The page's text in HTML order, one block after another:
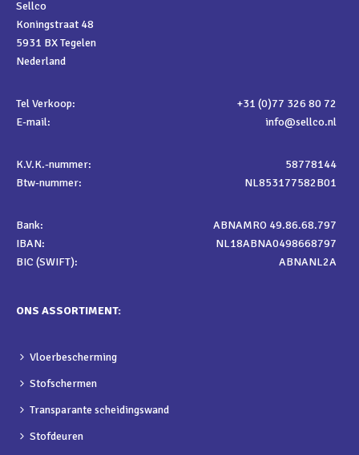
Sellco
Koningstraat 48
5931 BX Tegelen
Nederland
Tel Verkoop:
+31 (0)77 326 80 72
E-mail:
info@sellco.nl
K.V.K.-nummer:
58778144
Btw-nummer:
NL853177582B01
Bank:
ABNAMRO 49.86.68.797
IBAN:
NL18ABNA0498668797
BIC (SWIFT):
ABNANL2A
ONS ASSORTIMENT:
Vloerbescherming
Stofschermen
Transparante scheidingswand
Stofdeuren